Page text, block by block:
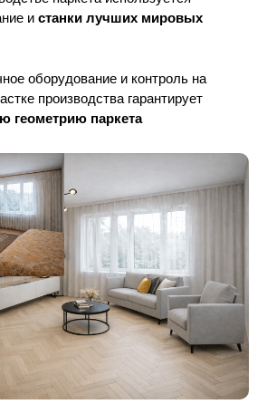
и станки лучших мировых
оборудование и контроль на
производства гарантирует
геометрию паркета